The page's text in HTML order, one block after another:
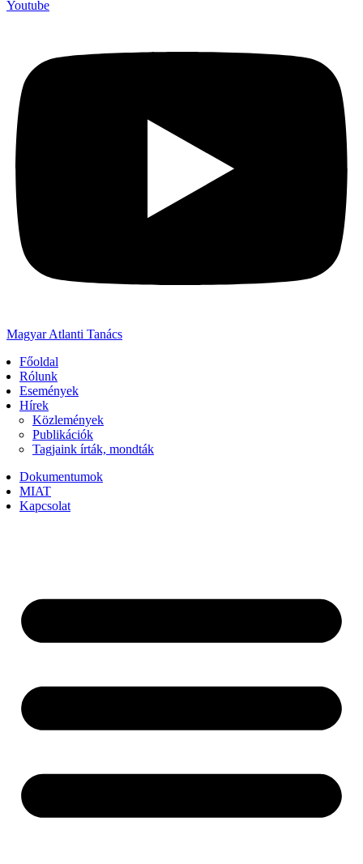
Youtube
Magyar Atlanti Tanács
Főoldal
Rólunk
Események
Hírek
Közlemények
Publikációk
Tagjaink írták, mondták
Dokumentumok
MIAT
Kapcsolat